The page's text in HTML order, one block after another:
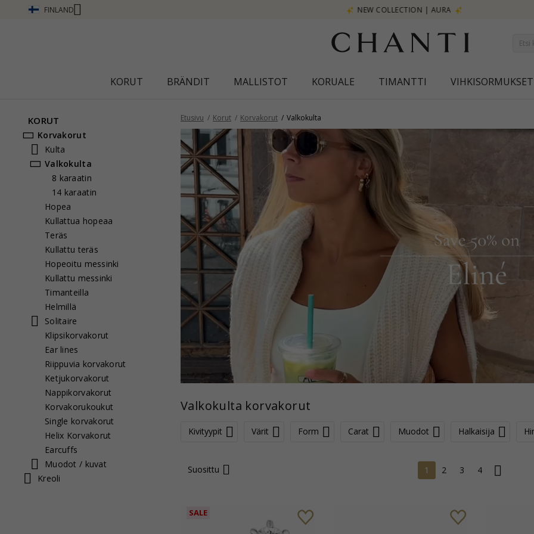
FINLAND NEW COLLECTION | AURA
KORUT BRÄNDIT MALLISTOT KORUALE TIMANTTI VIHKISORMUKSET
KORUT
Korvakorut
Kulta
Valkokulta
8 karaatin
14 karaatin
Hopea
Kullattua hopeaa
Teräs
Kullattu teräs
Hopeoitu messinki
Kullattu messinki
Timanteilla
Helmillä
Solitaire
Klipsikorvakorut
Ear lines
Riippuvia korvakorut
Ketjukorvakorut
Nappikorvakorut
Korvakorukoukut
Single korvakorut
Helix Korvakorut
Earcuffs
Muodot / kuvat
Kreoli
Etusivu Korut Korvakorut Valkokulta
Valkokulta korvakorut
Kivityypit Värit Form Carat Muodot Halkaisija
Suosittu 1 2 3 4
SALE